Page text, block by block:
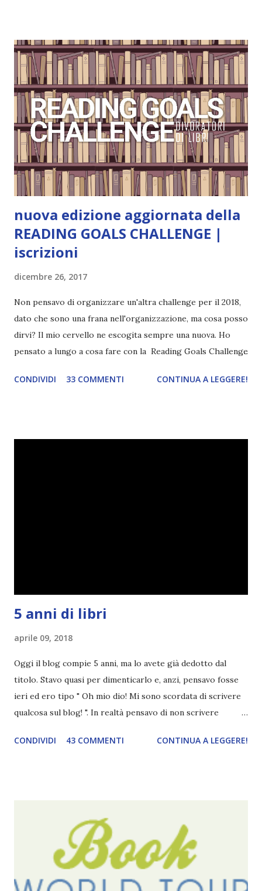
grande (Devil's Night 1#) Autrice : Penelope Douglas
Pagine: 448 Editore: Newton Compton Editori
Pubblicazione: 10 Gennaio 2023 Traduttore: Laura Lancini
Trama: “Si chiama Michael Crist. È il fratello maggiore del
mio ragazzo ed è come quei film dell'orrore che guardi
coprendoti gli occhi. È bellissimo, forte, e assolutamente
terrificante. Non mi vede neppure. Ma io l'ho notato. L'ho
visto, l'ho sentito. Le cose che ha fatto, i misfatti ch...
nuova edizione aggiornata della
READING GOALS CHALLENGE |
iscrizioni
dicembre 26, 2017
Non pensavo di organizzare un'altra challenge per il 2018,
dato che sono una frana nell'organizzazione, ma cosa posso
dirvi? Il mio cervello ne escogita sempre una nuova. Ho
pensato a lungo a cosa fare con la Reading Goals Challenge
ho scoperto che anche alcuni di voi avrebbero fatto così,
CONDIVIDI 33 COMMENTI CONTINUA A LEGGERE!
5 anni di libri
aprile 09, 2018
Oggi il blog compie 5 anni, ma lo avete già dedotto dal
titolo. Stavo quasi per dimenticarlo e, anzi, pensavo fosse
ieri ed ero tipo " Oh mio dio! Mi sono scordata di scrivere
qualcosa sul blog! ". In realtà pensavo di non scrivere
diventando un po' come i miei compleanni. Semplicemente
cinque anni e non sono pochi . Il blog è praticamente
l'unica cosa della mia vita che ho continuato con costanza
(più o meno) e non come le tremila cose che inizio per poi
lasciare a metà. Tra l'altro ripenso a circa un anno e mezzo
CONDIVIDI 43 COMMENTI CONTINUA A LEGGERE!